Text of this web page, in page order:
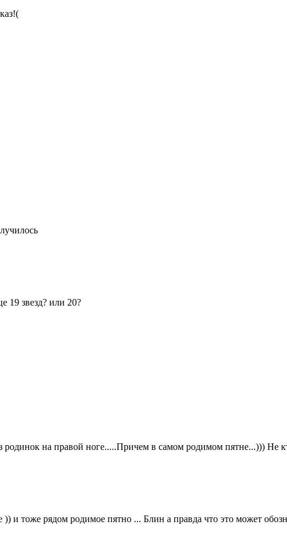
19 звезд? или 20?
на правой ноге.....Причем в самом родимом пятне...))) Не
и тоже рядом родимое пятно ... Блин а правда что это может